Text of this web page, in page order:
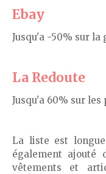
Ebay
Jusqu'a -50% sur la
La Redoute
Jusqu'a 60% sur
La liste est
également ajouté
vêtements et